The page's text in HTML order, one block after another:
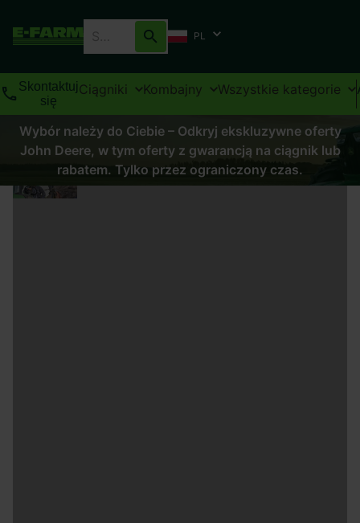
PL
Skontaktuj
się
Ciągniki Kombajny Wszystkie kategorie
Wybór należy do Ciebie – Odkryj ekskluzywne oferty
John Deere, w tym oferty z gwarancją na ciągnik lub
rabatem. Tylko przez ograniczony czas.